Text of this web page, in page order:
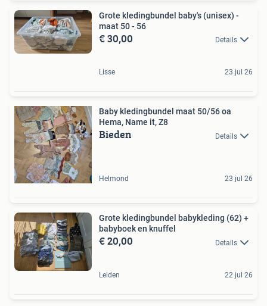
Grote kledingbundel baby's (unisex) -
maat 50 - 56
€ 30,00 Details
Lisse 23 jul 26
Baby kledingbundel maat 50/56 oa
Hema, Name it, Z8
Bieden Details
Helmond 23 jul 26
Grote kledingbundel babykleding (62) +
babyboek en knuffel
€ 20,00 Details
Leiden 22 jul 26